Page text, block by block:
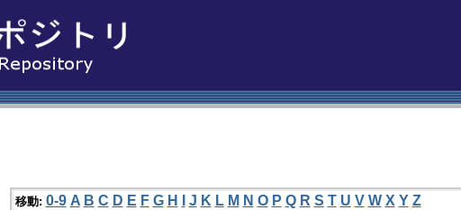
移動: 0-9 A B C D E F G H J K L M N O P Q R S T U V W X Y Z